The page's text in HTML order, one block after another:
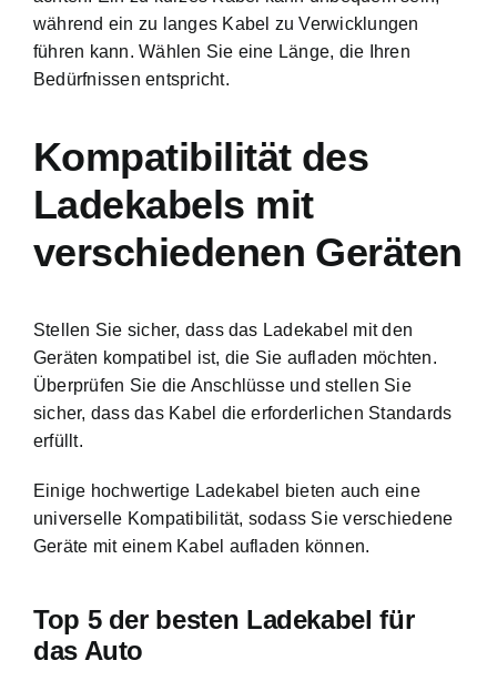
während ein zu langes Kabel zu Verwicklungen
führen kann. Wählen Sie eine Länge, die Ihren
Bedürfnissen entspricht.
Kompatibilität des
Ladekabels mit
verschiedenen Geräten
Stellen Sie sicher, dass das Ladekabel mit den
Geräten kompatibel ist, die Sie aufladen möchten.
Überprüfen Sie die Anschlüsse und stellen Sie
sicher, dass das Kabel die erforderlichen Standards
erfüllt.
Einige hochwertige Ladekabel bieten auch eine
universelle Kompatibilität, sodass Sie verschiedene
Geräte mit einem Kabel aufladen können.
Top 5 der besten Ladekabel für
das Auto